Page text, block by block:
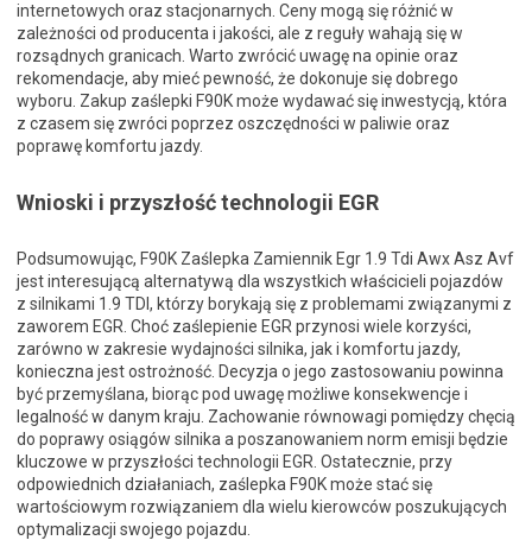
internetowych oraz stacjonarnych. Ceny mogą się różnić w
zależności od producenta i jakości, ale z reguły wahają się w
rozsądnych granicach. Warto zwrócić uwagę na opinie oraz
rekomendacje, aby mieć pewność, że dokonuje się dobrego
wyboru. Zakup zaślepki F90K może wydawać się inwestycją, która
z czasem się zwróci poprzez oszczędności w paliwie oraz
poprawę komfortu jazdy.
Wnioski i przyszłość technologii EGR
Podsumowując, F90K Zaślepka Zamiennik Egr 1.9 Tdi Awx Asz Avf
jest interesującą alternatywą dla wszystkich właścicieli pojazdów
z silnikami 1.9 TDI, którzy borykają się z problemami związanymi z
zaworem EGR. Choć zaślepienie EGR przynosi wiele korzyści,
zarówno w zakresie wydajności silnika, jak i komfortu jazdy,
konieczna jest ostrożność. Decyzja o jego zastosowaniu powinna
być przemyślana, biorąc pod uwagę możliwe konsekwencje i
legalność w danym kraju. Zachowanie równowagi pomiędzy chęcią
do poprawy osiągów silnika a poszanowaniem norm emisji będzie
kluczowe w przyszłości technologii EGR. Ostatecznie, przy
odpowiednich działaniach, zaślepka F90K może stać się
wartościowym rozwiązaniem dla wielu kierowców poszukujących
optymalizacji swojego pojazdu.